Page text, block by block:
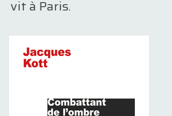
vit à Paris.